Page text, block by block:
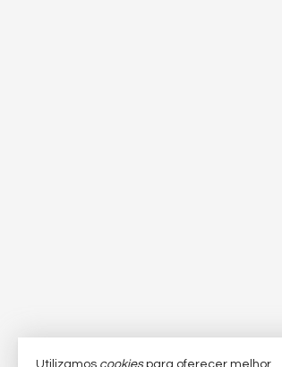
Utilizamos cookiespara oferecer melhor